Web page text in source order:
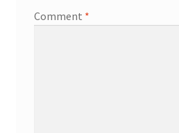
Comment *